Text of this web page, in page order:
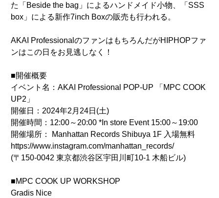
た「Beside the bag」によるハンドメイド小物、「SSS
box」による新作7inch Boxの販売も行われる。
AKAI ProfessionalのファンはもちろんだがHIPHOPファ
ンはこの日をお見逃しなく！
■開催概要
イベント名：AKAI Professional POP-UP 「MPC COOK
UP2」
開催日：2024年2月24日(土)
開催時間：12:00～20:00 *In store Event 15:00～19:00
開催場所： Manhattan Records Shibuya 1F 入場無料
https://www.instagram.com/manhattan_records/
(〒150-0042 東京都渋谷区宇田川町10-1 木船ビル)
■MPC COOK UP WORKSHOP
Gradis Nice